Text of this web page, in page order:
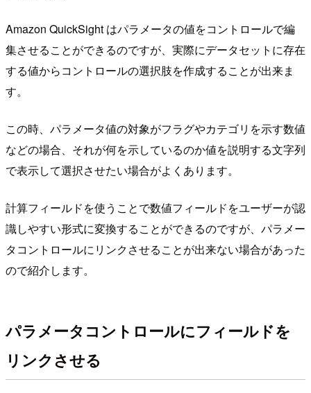
Amazon QuickSight はパラメータの値をコントロールで編
集させることができるのですが、実際にデータセットに存在
する値からコントロールの選択肢を作成することが出来ま
す。
この時、パラメータ値の対象がフラグやカテゴリを示す数値
などの場合、それが何を示しているのか値を説明する文字列
で表示して選択させたい場合がよくあります。
計算フィールドを使うことで数値フィールドをユーザーが認
識しやすい形式に変換することができるのですが、パラメー
タコントロールにリンクさせることが出来ない場合があった
ので紹介します。
パラメータコントロールにフィールドを
リンクさせる